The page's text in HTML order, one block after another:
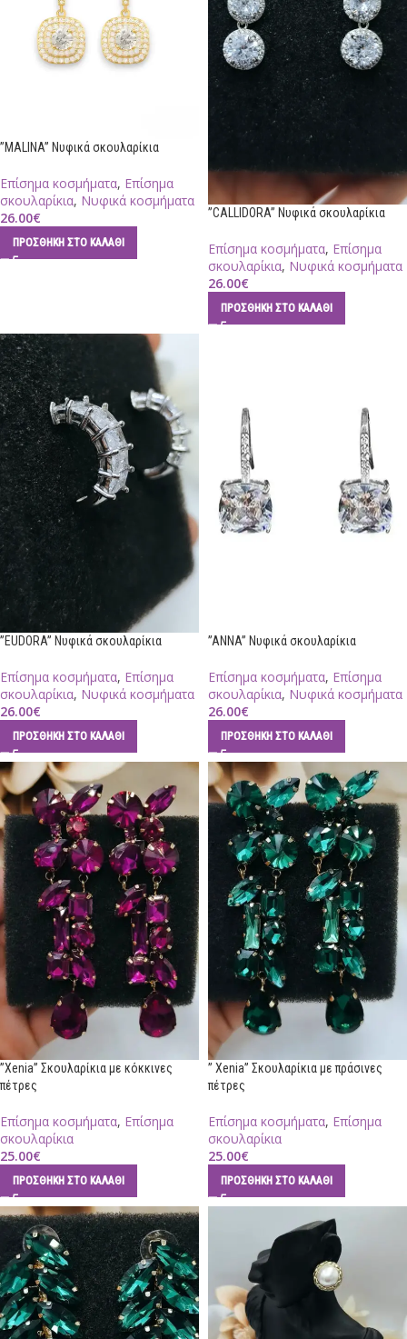
”MALINA” Νυφικά σκουλαρίκια
Επίσημα κοσμήματα, Επίσημα
σκουλαρίκια, Νυφικά κοσμήματα
26.00€
ΠΡΟΣΘΉΚΗ ΣΤΟ ΚΑΛΆΘΙ
”CALLIDORA” Νυφικά σκουλαρίκια
Επίσημα κοσμήματα, Επίσημα
σκουλαρίκια, Νυφικά κοσμήματα
26.00€
ΠΡΟΣΘΉΚΗ ΣΤΟ ΚΑΛΆΘΙ
”EUDORA” Νυφικά σκουλαρίκια
Επίσημα κοσμήματα, Επίσημα
σκουλαρίκια, Νυφικά κοσμήματα
26.00€
ΠΡΟΣΘΉΚΗ ΣΤΟ ΚΑΛΆΘΙ
”ANNA” Νυφικά σκουλαρίκια
Επίσημα κοσμήματα, Επίσημα
σκουλαρίκια, Νυφικά κοσμήματα
26.00€
ΠΡΟΣΘΉΚΗ ΣΤΟ ΚΑΛΆΘΙ
”Xenia” Σκουλαρίκια με κόκκινες
πέτρες
Επίσημα κοσμήματα, Επίσημα
σκουλαρίκια
25.00€
ΠΡΟΣΘΉΚΗ ΣΤΟ ΚΑΛΆΘΙ
” Xenia” Σκουλαρίκια με πράσινες
πέτρες
Επίσημα κοσμήματα, Επίσημα
σκουλαρίκια
25.00€
ΠΡΟΣΘΉΚΗ ΣΤΟ ΚΑΛΆΘΙ